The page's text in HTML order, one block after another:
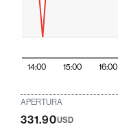
14:00 15:00 16:00
APERTURA
331.90USD